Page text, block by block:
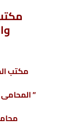
مكتب
” المحامى